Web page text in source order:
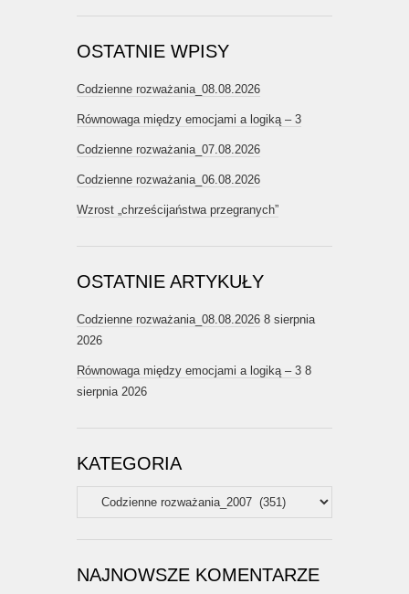
OSTATNIE WPISY
Codzienne rozważania_08.08.2026
Równowaga między emocjami a logiką – 3
Codzienne rozważania_07.08.2026
Codzienne rozważania_06.08.2026
Wzrost „chrześcijaństwa przegranych”
OSTATNIE ARTYKUŁY
Codzienne rozważania_08.08.2026 8 sierpnia
2026
Równowaga między emocjami a logiką – 3 8
sierpnia 2026
KATEGORIA
Kategoria
NAJNOWSZE KOMENTARZE